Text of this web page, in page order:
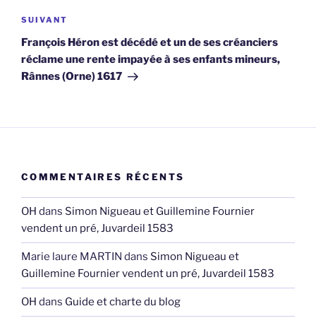
Article
suivant
SUIVANT
François Héron est décédé et un de ses créanciers
réclame une rente impayée à ses enfants mineurs,
Rânnes (Orne) 1617
COMMENTAIRES RÉCENTS
OH dans Simon Nigueau et Guillemine Fournier
vendent un pré, Juvardeil 1583
Marie laure MARTIN dans Simon Nigueau et
Guillemine Fournier vendent un pré, Juvardeil 1583
OH dans Guide et charte du blog